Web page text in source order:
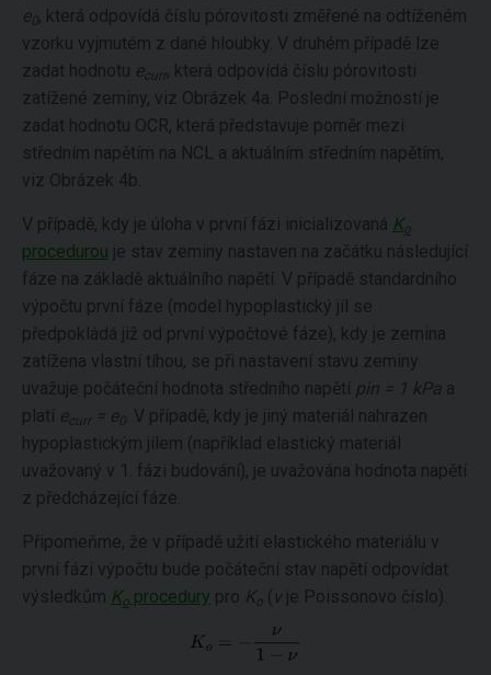
e0 , která odpovídá číslu pórovitosti změřené na odtíženém
vzorku vyjmutém z dané hloubky. V druhém případě lze
zadat hodnotu ecurr, která odpovídá číslu pórovitosti
zatížené zeminy, viz Obrázek 4a. Poslední možností je
zadat hodnotu OCR, která představuje poměr mezi
středním napětím na NCL a aktuálním středním napětím,
viz Obrázek 4b.
V případě, kdy je úloha v první fázi inicializovaná Ko
procedurou je stav zeminy nastaven na začátku následující
fáze na základě aktuálního napětí. V případě standardního
výpočtu první fáze (model hypoplastický jíl se
předpokládá již od první výpočtové fáze), kdy je zemina
zatížena vlastní tíhou, se při nastavení stavu zeminy
uvažuje počáteční hodnota středního napětí pin = 1 kPa a
platí ecurr = e0
. V případě, kdy je jiný materiál nahrazen
hypoplastickým jílem (například elastický materiál
uvažovaný v 1. fázi budování), je uvažována hodnota napětí
z předcházející fáze.
Připomeňme, že v případě užití elastického materiálu v
první fázi výpočtu bude počáteční stav napětí odpovídat
výsledkům Ko procedury pro K o ( ν je Poissonovo číslo).